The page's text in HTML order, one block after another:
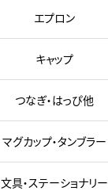
エプロン
キャップ
つなぎ・はっぴ他
マグカップ・タンブラー
文具・ステーショナリー